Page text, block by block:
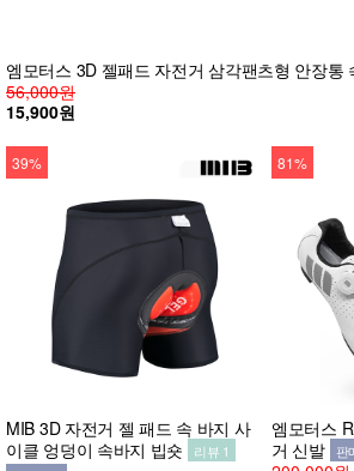
엠모터스 3D 젤패드 자전거 삼각팬츠형 안장통
56,000원
15,900원
39%
MIB 3D 자전거 젤 패드 속 바지 사
이클 엉덩이 속바지 빕숏
리뷰 1
81%
엠모터스
거 신발 판